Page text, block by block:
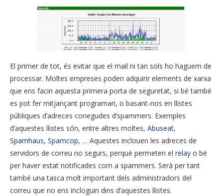
El primer de tot, és evitar que el mail ni tan sols ho haguem de
processar. Moltes empreses poden adquirir elements de xarxa
que ens facin aquesta primera porta de seguretat, si bé també
es pot fer mitjançant programari, o basant-nos en llistes
públiques d’adreces conegudes d’spammers. Exemples
d’aquestes llistes són, entre altres moltes, Abuseat,
Spamhaus, Spamcop, … Aquestes inclouen les adreces de
servidors de correu no segurs, perquè permeten el relay o bé
per haver estat notificades com a spammers. Serà per tant
també una tasca molt important dels administradors del
correu que no ens incloguin dins d’aquestes llistes.